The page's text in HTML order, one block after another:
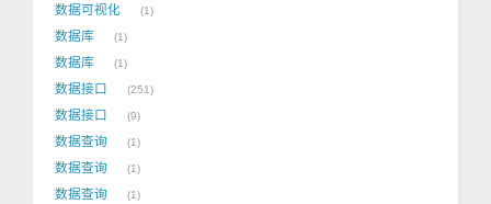
数据可视化 1
数据库 1
数据库 1
数据接口 251
数据接口 9
数据查询 1
数据查询 1
数据查询 1